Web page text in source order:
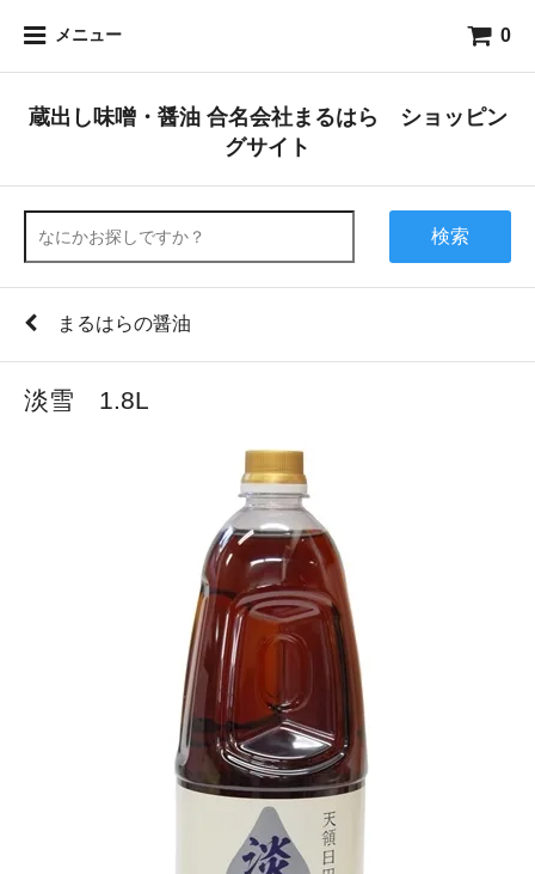
メニュー 0
蔵出し味噌・醤油 合名会社まるはら ショッピン
グサイト
検索
まるはらの醤油
淡雪 1.8L